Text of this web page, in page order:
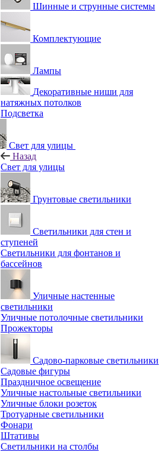
Шинные и струнные системы
Комплектующие
Лампы
Декоративные ниши для
натяжных потолков
Подсветка
Свет для улицы
Назад
Свет для улицы
Грунтовые светильники
Светильники для стен и
ступеней
Светильники для фонтанов и
бассейнов
Уличные настенные
светильники
Уличные потолочные светильники
Прожекторы
Садово-парковые светильники
Садовые фигуры
Праздничное освещение
Уличные настольные светильники
Уличные блоки розеток
Тротуарные светильники
Фонари
Штативы
Светильники на столбы